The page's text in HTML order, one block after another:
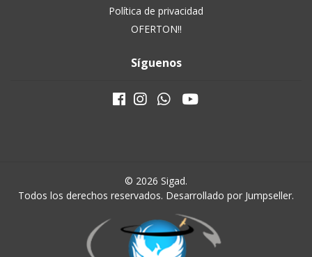
Política de privacidad
OFERTON!!
Síguenos
© 2026 Sigad.
Todos los derechos reservados. Desarrollado por Jumpseller.